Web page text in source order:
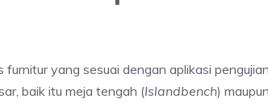
furnitur yang sesuai dengan aplikasi
baik itu meja tengah (Islandbench)